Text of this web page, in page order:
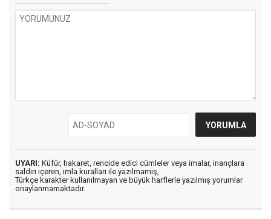
UYARI: Küfür, hakaret, rencide edici cümleler veya imalar, inançlara
saldırı içeren, imla kuralları ile yazılmamış,
Türkçe karakter kullanılmayan ve büyük harflerle yazılmış yorumlar
onaylanmamaktadır.